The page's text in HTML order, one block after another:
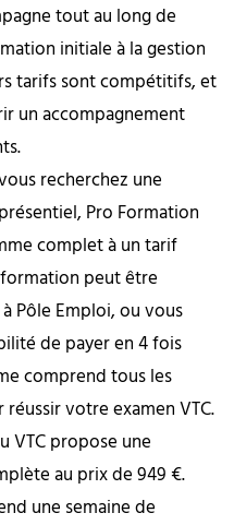
tout au long de
initiale à la gestion
tarifs sont compétitifs, et
un accompagnement
recherchez une
Pro Formation
complet à un tarif
peut être
Pôle Emploi, ou vous
de payer en 4 fois
comprend tous les
votre examen VTC.
VTC propose une
au prix de 949 €.
une semaine de